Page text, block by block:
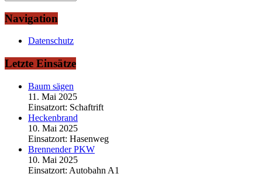
Navigation
Datenschutz
Letzte Einsätze
Baum sägen
11. Mai 2025
Einsatzort: Schaftrift
Heckenbrand
10. Mai 2025
Einsatzort: Hasenweg
Brennender PKW
10. Mai 2025
Einsatzort: Autobahn A1